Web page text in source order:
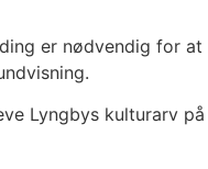
er nødvendig for at
Lyngbys kulturarv på